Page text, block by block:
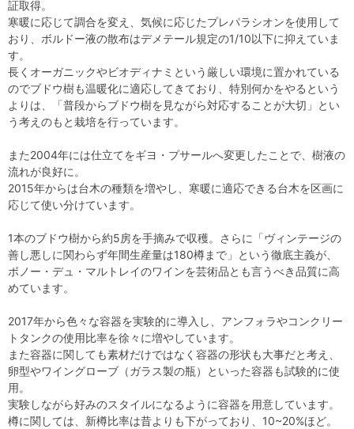
証取得。
寒暖に応じて調合を変え、気候に応じたプレパラシオンを使用して
おり、ボルドー液の散布はデメテール規定の1/10以下に抑えていま
す。
長くオーガニックやビオディナミという厳しい環境に置かれている
のでブドウ樹も温暖化に適応してきており、特別何かをやるという
よりは、「普段からブドウ樹を見ながら対応することが大切」とい
う考えのもと栽培を行っています。
また2004年には仕立てをギヨ・プサールへ変更したことで、樹液の
流れが良好に。
2015年からは台木の種類を増やし、寒暖に適応できる台木を区画に
応じて使い分けています。
1本のブドウ樹から約5房を手摘みで収穫。さらに「ヴィンテージの
善し悪しに関わらず年間生産量は180樽まで」という徹底主義が、
ボノー・デュ・マルトレイのワインを芸術品とも言うべき品質に高
めています。
2017年から色々な容器を実験的に導入し、アンフォラやコンクリー
トタンクの使用比率を徐々に増やしています。
また容器に関しても素材だけではなく容器の形状も大事だと考え、
卵型やワイングローブ（ガラス製の瓶）といった容器も試験的に使
用。
実験しながら好みのスタイルになるように容器を用意しています。
樽に関しては、新樽比率は昔よりも下がっており、10~20%ほど。